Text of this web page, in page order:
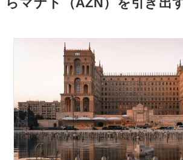
らマナト（AZN）を引き出